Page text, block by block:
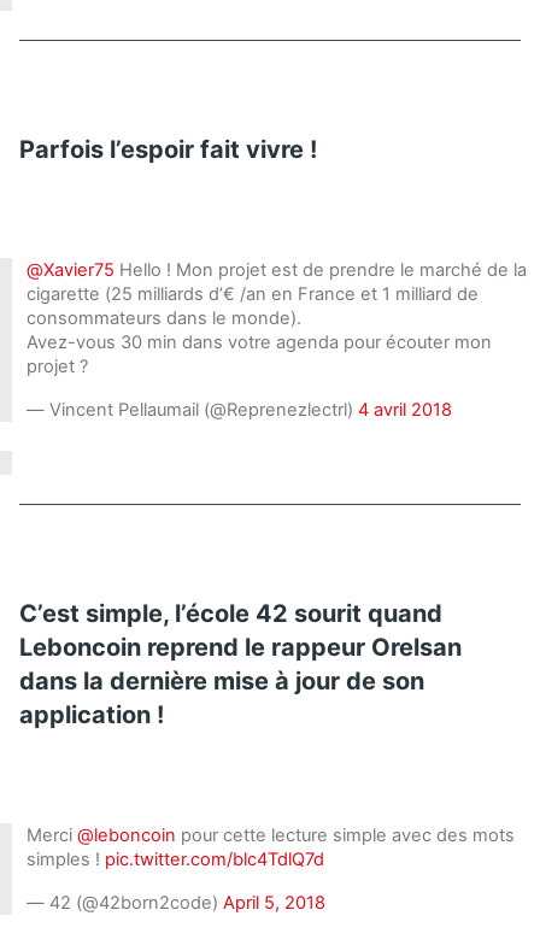
Parfois l’espoir fait vivre !
@Xavier75 Hello ! Mon projet est de prendre le marché de la
cigarette (25 milliards d’€ /an en France et 1 milliard de
consommateurs dans le monde).
Avez-vous 30 min dans votre agenda pour écouter mon
projet ?
— Vincent Pellaumail (@Reprenezlectrl) 4 avril 2018
C’est simple, l’école 42 sourit quand
Leboncoin reprend le rappeur Orelsan
dans la dernière mise à jour de son
application !
Merci @leboncoin pour cette lecture simple avec des mots
simples ! pic.twitter.com/blc4TdlQ7d
— 42 (@42born2code) April 5, 2018